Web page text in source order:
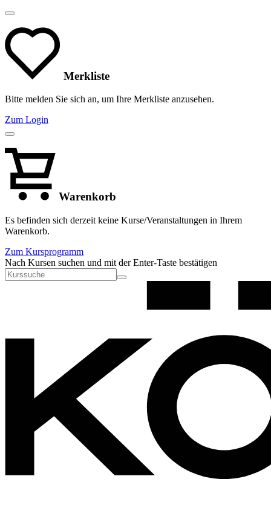
Merkliste
Bitte melden Sie sich an, um Ihre Merkliste anzusehen.
Zum Login
Warenkorb
Es befinden sich derzeit keine Kurse/Veranstaltungen in Ihrem
Warenkorb.
Zum Kursprogramm
Nach Kursen suchen und mit der Enter-Taste bestätigen